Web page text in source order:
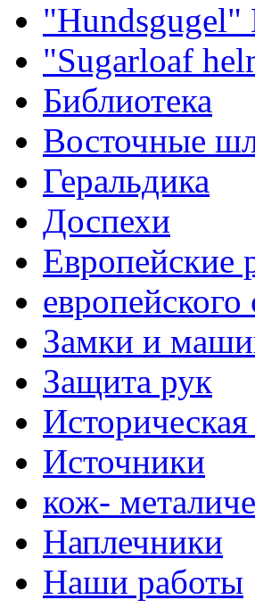
"Hundsgugel"
"Sugarloaf
Библиотека
Восточные
Геральдика
Доспехи
Европейские
европейского
Замки и
Защита рук
Источники
кож-
Наплечники
Наши работы